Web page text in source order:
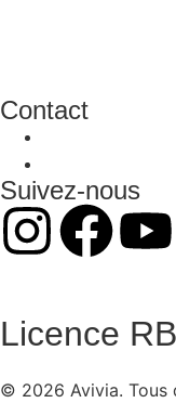
Contact
Suivez-nous
Licence
© 2026 Avivia. Tous